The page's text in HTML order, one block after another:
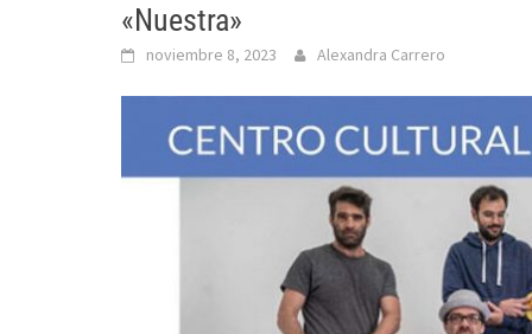
«Nuestra»
noviembre 8, 2023 Alexandra Carrero